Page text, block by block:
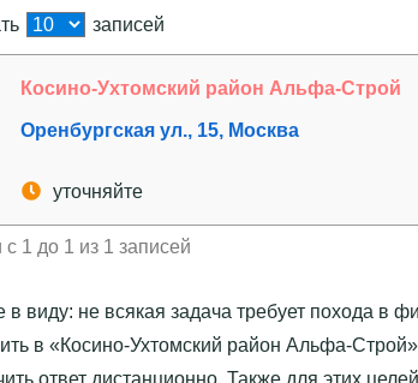
записей
Косино-Ухтомский район Альфа-Строй
Оренбургская ул., 15, Москва
уточняйте
с 1 до 1 из 1 записей
в виду: не всякая задача требует похода в
в «‎Косино-Ухтомский район Альфа-
ответ дистанционно. Также для этих